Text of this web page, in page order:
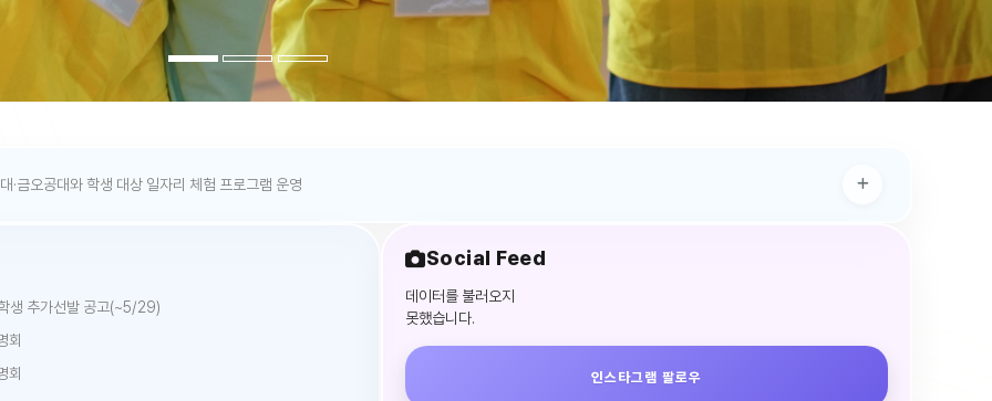
·금오공대와 학생 대상 일자리 체험 프로그램 운영
생 추가선발 공고(~5/29)
회
회
Social Feed
데이터를 불러오지
못했습니다.
인스타그램 팔로우